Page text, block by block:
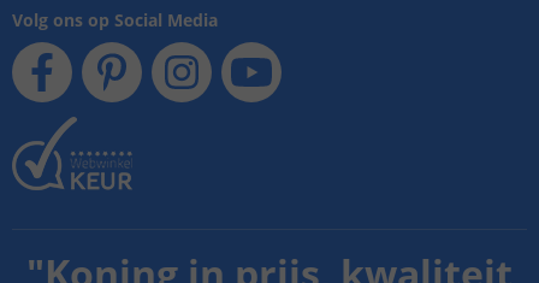
Volg ons op Social Media